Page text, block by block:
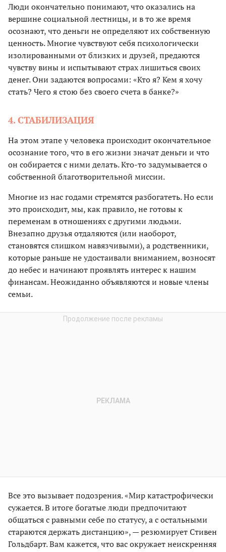
Люди окончательно понимают, что оказались на
вершине социальной лестницы, и в то же время
осознают, что деньги не определяют их собственную
ценность. Многие чувствуют себя психологически
изолированными от близких и друзей, предаются
чувству вины и испытывают страх лишиться своих
денег. Они задаются вопросами: «Кто я? Кем я хочу
стать? Чего я стою без своего счета в банке?»
4. СТАБИЛИЗАЦИЯ
На этом этапе у человека происходит окончательное
осознание того, что в его жизни значат деньги и что
он собирается с ними делать. Кто-то задумывается о
собственной благотворительной миссии.
Многие из нас годами стремятся разбогатеть. Но если
это происходит, мы, как правило, не готовы к
переменам в отношениях с другими людьми.
Внезапно друзья отдаляются (или наоборот,
становятся слишком навязчивыми), а родственники,
которые раньше не удостаивали вниманием, возносят
до небес и начинают проявлять интерес к нашим
финансам. Неожиданно объявляются и новые члены
семьи.
Все это вызывает подозрения. «Мир катастрофически
сужается. В итоге богатые люди предпочитают
общаться с равными себе по статусу, а с остальными
стараются держать дистанцию», — резюмирует Стивен
Гольдбарт. Вам кажется, что вас окружает неискренняя